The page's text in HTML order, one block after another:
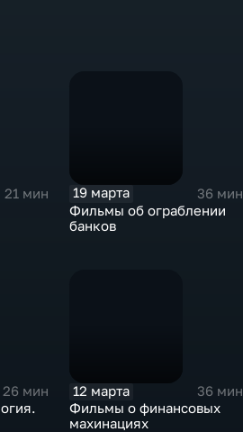
21 мин 19 марта
36 мин
Фильмы об ограблении
банков
26 мин
12 марта
36 мин
Фильмы о финансовых
махинациях